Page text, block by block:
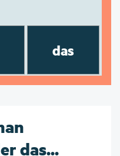
das
das...